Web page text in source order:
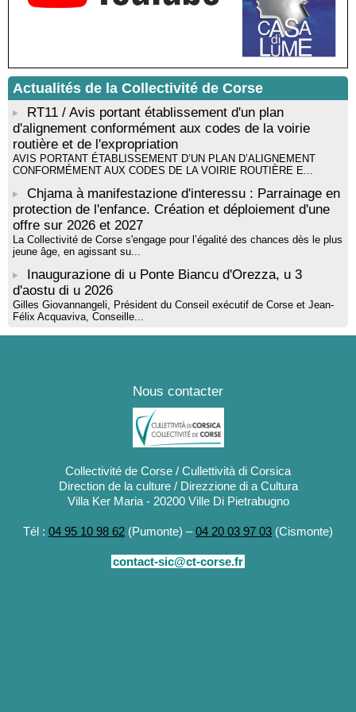
musicienne pédagogue : Ateliers d’expression sonore, vocale,
rythmique et corporelle - Mediateca territuriale di Santa Lucia di
! Événement reporté ! Cycle de conférences peinture animé
par Alexandre Dominati - Mediateca territuriale di Santa Lucia di
Tallà
Actualités de la Collectivité de Corse
RT11 / Avis portant établissement d'un plan
d'alignement conformément aux codes de la voirie
routière et de l'expropriation
AVIS PORTANT ÉTABLISSEMENT D’UN PLAN D’ALIGNEMENT
CONFORMÉMENT AUX CODES DE LA VOIRIE ROUTIÈRE E...
Chjama à manifestazione d'interessu : Parrainage en
protection de l'enfance. Création et déploiement d'une
offre sur 2026 et 2027
La Collectivité de Corse s'engage pour l’égalité des chances dès le plus
jeune âge, en agissant su...
Inaugurazione di u Ponte Biancu d'Orezza, u 3
d'aostu di u 2026
Gilles Giovannangeli, Président du Conseil exécutif de Corse et Jean-
Félix Acquaviva, Conseille...
Nous contacter
Collectivité de Corse / Cullettività di Corsica
Direction de la culture / Direzzione di a Cultura
Villa Ker Maria - 20200 Ville Di Pietrabugno
Tél : 04 95 10 98 62 (Pumonte) –04 20 03 97 03 (Cismonte)
contact-sic@ct-corse.fr